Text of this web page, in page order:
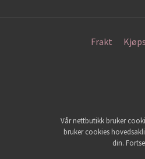
Frakt
Vår nettbutikk bruker
bruker cookies
din.